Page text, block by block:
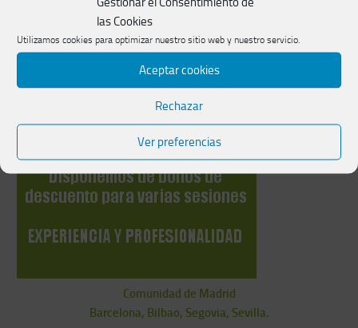
las Cookies
Utilizamos cookies para optimizar nuestro sitio web y nuestro servicio.
Aceptar cookies
Rechazar
Ver preferencias
Comunidad de Madrid
Barcelona, Bilbao, Segovia, Sevilla.